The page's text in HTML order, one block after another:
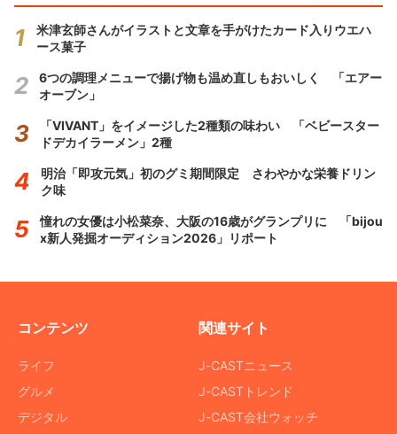
米津玄師さんがイラストと文章を手がけたカード入りウエハ
ース菓子
6つの調理メニューで揚げ物も温め直しもおいしく 「エアー
オーブン」
「VIVANT」をイメージした2種類の味わい 「ベビースター
ドデカイラーメン」2種
明治「即攻元気」初のグミ期間限定 さわやかな栄養ドリン
ク味
憧れの女優は小松菜奈、大阪の16歳がグランプリに 「bijou
x新人発掘オーディション2026」リポート
コンテンツ
ライフ
グルメ
デジタル
関連サイト
J-CASTニュース
J-CASTトレンド
J-CAST会社ウォッチ